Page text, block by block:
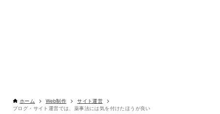
ホーム Web制作
サイト運営
ブログ・サイト運営では、薬事法には気を付けたほうが良い